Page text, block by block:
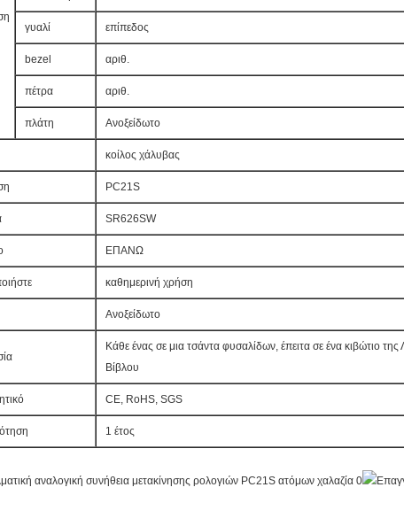
γυαλί επίπεδος
bezel αριθ.
πέτρα αριθ.
πλάτη Ανοξείδωτο
κοίλος χάλυβας
PC21S
SR626SW
ΕΠΑΝΩ
καθημερινή χρήση
Ανοξείδωτο
Κάθε ένας σε μια τσάντα φυσαλίδων, έπειτα σε ένα κιβώτιο της
Βίβλου
CE, RoHS, SGS
1 έτος